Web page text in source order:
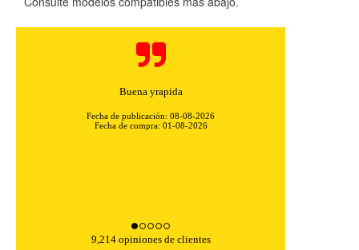
Buena yrapida
Fecha de publicación: 08-08-2026
Fecha de compra: 01-08-2026
9,214 opiniones de clientes
Cookies necesarias
Estas cookies son necesarias para que el sitio web
funcione y no se pueden desactivar en nuestros sistemas.
COOKIELEGALFERSAY, VSF904, PHPSESSID, wp-settings-1,
wp-settings-time-1, _evCo, _evCoLT